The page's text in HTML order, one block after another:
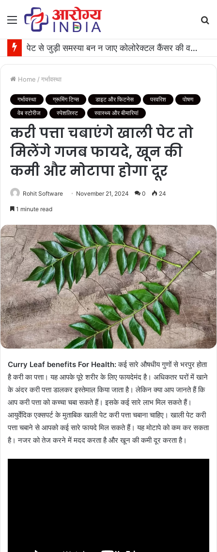
Menu
पेट से जुड़ी समस्या बन न जाए कोलोरेक्टल कैंसर की वजह, जान लीजिए टेस्ट कराने का समय
Home / गर्भावस्था
गर्भावस्था ग्रूमिंग टिप्स डाइट और फिटनेस परवरिश
पोषण
वेब स्टोरीज
स्पेशलिस्ट स्वास्थ्य और बीमारियां
करी पत्ता चबाएंगे खाली पेट तो
मिलेंगे गजब फायदे, खून की
कमी और मोटापा होगा दूर
Rohit Software November 21, 2024 0 24
1 minute read
Curry Leaf benefits For Health:कई सारे औषधीय गुणों से भरपुर होता
है करी का पत्ता। यह आपके पूरे शरीर के लिए फायदेमंद है। अधिकतर घरों में खाने
के अंदर करी पत्ता डालकर इस्तेमाल किया जाता है। लेकिन क्या आप जानते हैं कि
आप करी पत्ता को कच्चा चबा सकते हैं। इसके कई सारे लाभ मिल सकते हैं।
आयुर्वेदिक एक्सपर्ट के मुताबिक खाली पेट करी पत्ता चबाना चाहिए। खाली पेट करी
पत्ता चबाने से आपको कई सारे फायदे मिल सकते हैं। यह मोटापे को कम कर सकता
है। नजर को तेज करने में मदद करता है और खून की कमी दूर करता है।